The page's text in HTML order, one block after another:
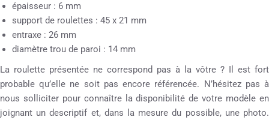
épaisseur : 6 mm
support de roulettes : 45 x 21 mm
entraxe : 26 mm
diamètre trou de paroi : 14 mm
La roulette présentée ne correspond pas à la vôtre ? Il est fort
probable qu’elle ne soit pas encore référencée. N’hésitez pas à
nous solliciter pour connaître la disponibilité de votre modèle en
joignant un descriptif et, dans la mesure du possible, une photo.